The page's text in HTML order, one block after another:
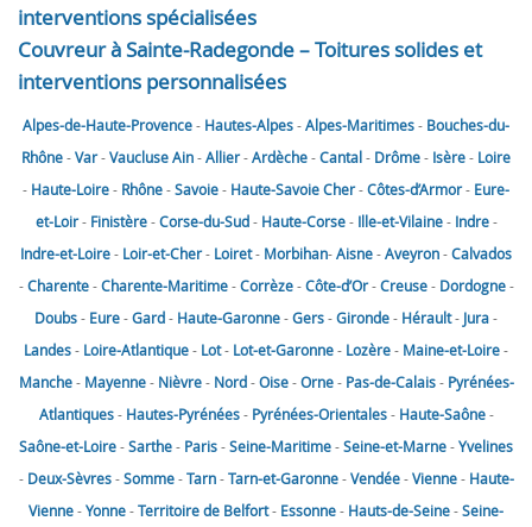
interventions spécialisées
Couvreur à Sainte-Radegonde – Toitures solides et
interventions personnalisées
Alpes-de-Haute-Provence- Hautes-Alpes-Alpes-Maritimes- Bouches-du-
Rhône-Var-VaucluseAin-Allier-Ardèche-Cantal- Drôme- Isère- Loire
- Haute-Loire- Rhône-Savoie- Haute-SavoieCher-Côtes-d’Armor- Eure-
et-Loir- Finistère-Corse-du-Sud- Haute-Corse- Ille-et-Vilaine- Indre-
Indre-et-Loire- Loir-et-Cher- Loiret- Morbihan-Aisne-Aveyron-Calvados
-Charente-Charente-Maritime-Corrèze-Côte-d’Or-Creuse- Dordogne-
Doubs- Eure-Gard- Haute-Garonne-Gers-Gironde- Hérault- Jura-
Landes- Loire-Atlantique- Lot- Lot-et-Garonne- Lozère- Maine-et-Loire-
Manche- Mayenne- Nièvre- Nord-Oise-Orne- Pas-de-Calais- Pyrénées-
Atlantiques- Hautes-Pyrénées- Pyrénées-Orientales- Haute-Saône-
Saône-et-Loire-Sarthe- Paris-Seine-Maritime-Seine-et-Marne-Yvelines
- Deux-Sèvres-Somme-Tarn-Tarn-et-Garonne-Vendée-Vienne- Haute-
Vienne-Yonne-Territoire de Belfort- Essonne- Hauts-de-Seine-Seine-